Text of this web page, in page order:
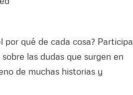
qué de cada cosa? Participa
las dudas que surgen en
de muchas historias y